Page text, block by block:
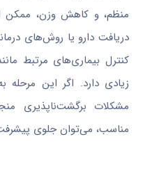
منظم، و کاهش وزن، ممکن
دریافت دارو یا روش‌های
کنترل بیماری‌های مرتبط
زیادی دارد. اگر این
مشکلات برگشت‌ناپذیری
مناسب، می‌توان جلوی